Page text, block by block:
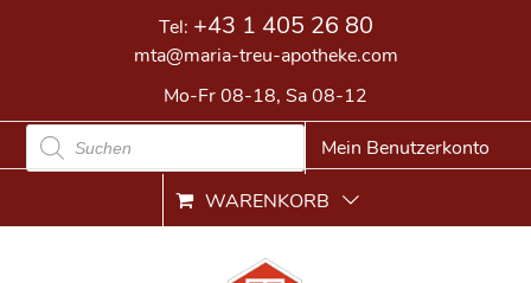
Tel: +43 1 405 26 80
mta@maria-treu-apotheke.com
Mo-Fr 08-18, Sa 08-12
Products
search Mein Benutzerkonto
WARENKORB